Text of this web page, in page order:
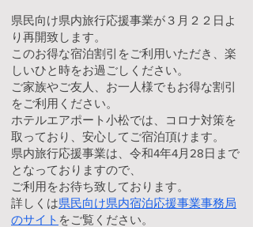
県民向け県内旅行応援事業が３月２２日よ
り再開致します。
このお得な宿泊割引をご利用いただき、楽
しいひと時をお過ごしください。
ご家族やご友人、お一人様でもお得な割引
をご利用ください。
ホテルエアポート小松では、コロナ対策を
取っており、安心してご宿泊頂けます。
県内旅行応援事業は、令和4年4月28日まで
となっておりますので、
ご利用をお待ち致しております。
詳しくは県民向け県内宿泊応援事業事務局
のサイト をご覧ください。